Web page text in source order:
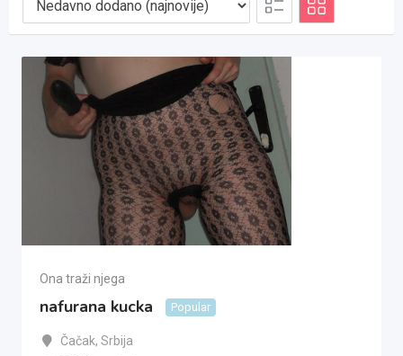
Ona traži njega
nafurana kucka Popular
Čačak, Srbija